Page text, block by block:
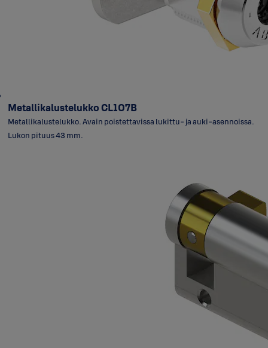
Metallikalustelukko CL107B
Metallikalustelukko. Avain poistettavissa lukittu- ja auki-asennoissa.
Lukon pituus 43 mm.